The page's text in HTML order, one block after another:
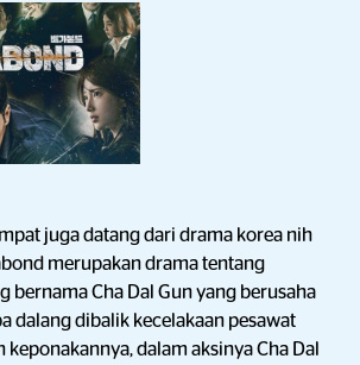
juga datang dari drama korea nih
merupakan drama tentang
bernama Cha Dal Gun yang berusaha
dalang dibalik kecelakaan pesawat
keponakannya, dalam aksinya Cha Dal